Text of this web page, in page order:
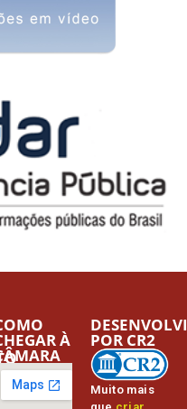
À
Muito mais
POR CR2